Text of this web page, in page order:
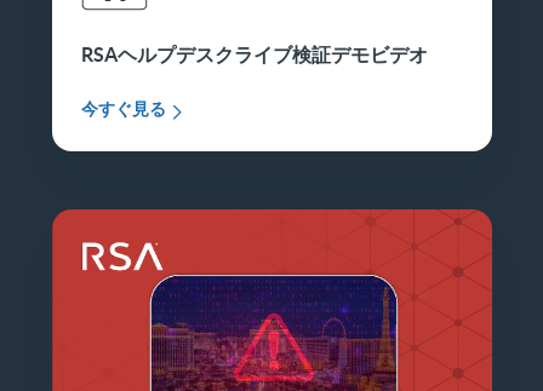
RSAヘルプデスクライブ検証デモビデオ
今すぐ見る